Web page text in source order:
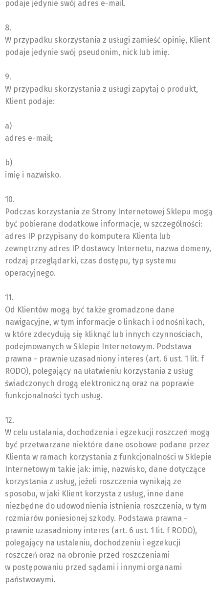
podaje jedynie swój adres e-mail.
8.
W przypadku skorzystania z usługi zamieść opinię, Klient
podaje jedynie swój pseudonim, nick lub imię.
9.
W przypadku skorzystania z usługi zapytaj o produkt,
Klient podaje:
a)
adres e-mail;
b)
imię i nazwisko.
10.
Podczas korzystania ze Strony Internetowej Sklepu mogą
być pobierane dodatkowe informacje, w szczególności:
adres IP przypisany do komputera Klienta lub
zewnętrzny adres IP dostawcy Internetu, nazwa domeny,
rodzaj przeglądarki, czas dostępu, typ systemu
operacyjnego.
11.
Od Klientów mogą być także gromadzone dane
nawigacyjne, w tym informacje o linkach i odnośnikach,
w które zdecydują się kliknąć lub innych czynnościach,
podejmowanych w Sklepie Internetowym. Podstawa
prawna - prawnie uzasadniony interes (art. 6 ust. 1 lit. f
RODO), polegający na ułatwieniu korzystania z usług
świadczonych drogą elektroniczną oraz na poprawie
funkcjonalności tych usług.
12.
W celu ustalania, dochodzenia i egzekucji roszczeń mogą
być przetwarzane niektóre dane osobowe podane przez
Klienta w ramach korzystania z funkcjonalności w Sklepie
Internetowym takie jak: imię, nazwisko, dane dotyczące
korzystania z usług, jeżeli roszczenia wynikają ze
sposobu, w jaki Klient korzysta z usług, inne dane
niezbędne do udowodnienia istnienia roszczenia, w tym
rozmiarów poniesionej szkody. Podstawa prawna -
prawnie uzasadniony interes (art. 6 ust. 1 lit. f RODO),
polegający na ustaleniu, dochodzeniu i egzekucji
roszczeń oraz na obronie przed roszczeniami
w postępowaniu przed sądami i innymi organami
państwowymi.